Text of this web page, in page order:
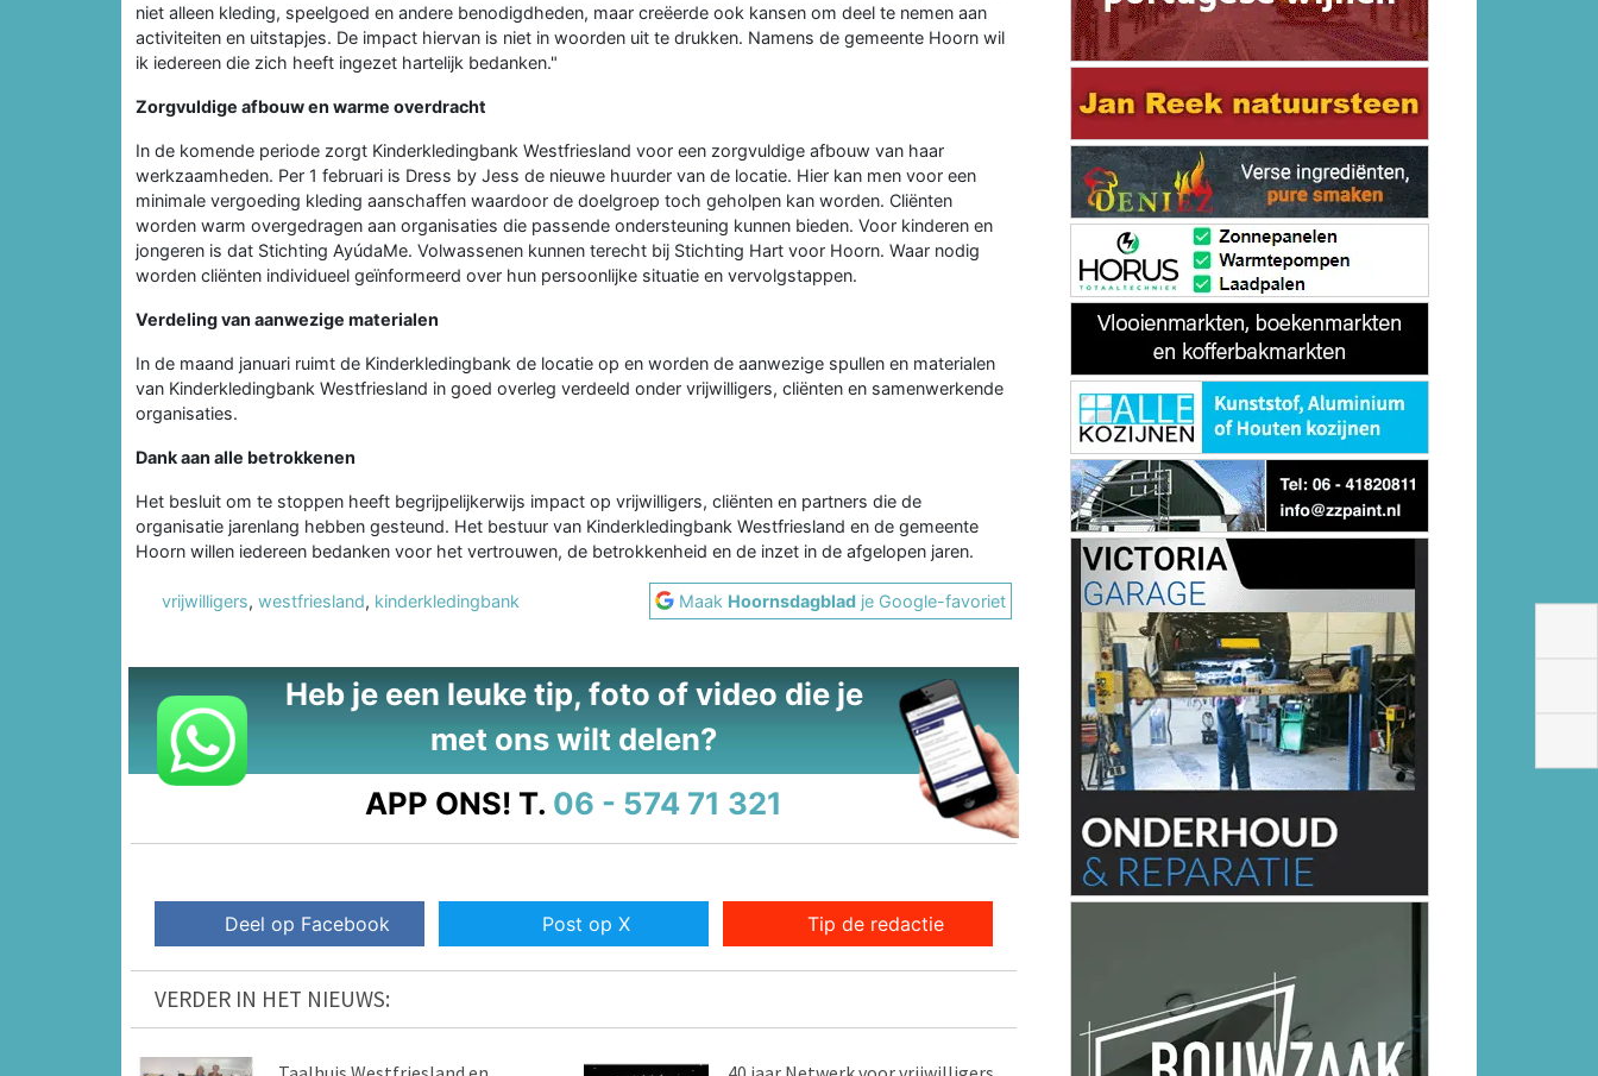
niet alleen kleding, speelgoed en andere benodigdheden, maar creëerde ook kansen om deel te nemen aan
activiteiten en uitstapjes. De impact hiervan is niet in woorden uit te drukken. Namens de gemeente Hoorn wil
ik iedereen die zich heeft ingezet hartelijk bedanken."
Zorgvuldige afbouw en warme overdracht
In de komende periode zorgt Kinderkledingbank Westfriesland voor een zorgvuldige afbouw van haar
werkzaamheden. Per 1 februari is Dress by Jess de nieuwe huurder van de locatie. Hier kan men voor een
minimale vergoeding kleding aanschaffen waardoor de doelgroep toch geholpen kan worden. Cliënten
worden warm overgedragen aan organisaties die passende ondersteuning kunnen bieden. Voor kinderen en
jongeren is dat Stichting AyúdaMe. Volwassenen kunnen terecht bij Stichting Hart voor Hoorn. Waar nodig
worden cliënten individueel geïnformeerd over hun persoonlijke situatie en vervolgstappen.
Verdeling van aanwezige materialen
In de maand januari ruimt de Kinderkledingbank de locatie op en worden de aanwezige spullen en materialen
van Kinderkledingbank Westfriesland in goed overleg verdeeld onder vrijwilligers, cliënten en samenwerkende
organisaties.
Dank aan alle betrokkenen
Het besluit om te stoppen heeft begrijpelijkerwijs impact op vrijwilligers, cliënten en partners die de
organisatie jarenlang hebben gesteund. Het bestuur van Kinderkledingbank Westfriesland en de gemeente
Hoorn willen iedereen bedanken voor het vertrouwen, de betrokkenheid en de inzet in de afgelopen jaren.
vrijwilligers, westfriesland, kinderkledingbank Maak Hoornsdagblad je Google-favoriet
Heb je een leuke tip, foto of video die je
met ons wilt delen?
APP ONS! T. 06 - 574 71 321
Deel op Facebook Post op X Tip de redactie
VERDER IN HET NIEUWS: